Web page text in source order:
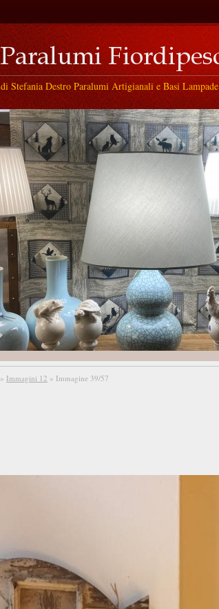
di Stefania Destro Paralumi Artigianali e Basi Lampade
» Immagini 12 » Immagine 39/57